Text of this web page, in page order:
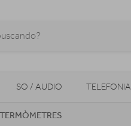
SO / AUDIO TELEFONIA
MOBILITAT URBANA
TERMÒMETRES